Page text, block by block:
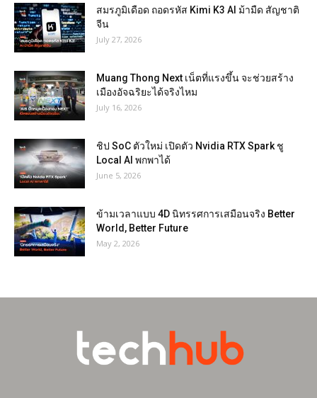
สมรภูมิเดือด ถอดรหัส Kimi K3 AI ม้ามืด สัญชาติ
จีน
July 27, 2026
Muang Thong Next เน็ตที่แรงขึ้น จะช่วยสร้าง
เมืองอัจฉริยะได้จริงไหม
July 16, 2026
ชิป SoC ตัวใหม่ เปิดตัว Nvidia RTX Spark ชู
Local AI พกพาได้
June 5, 2026
ข้ามเวลาแบบ 4D นิทรรศการเสมือนจริง Better
World, Better Future
May 2, 2026